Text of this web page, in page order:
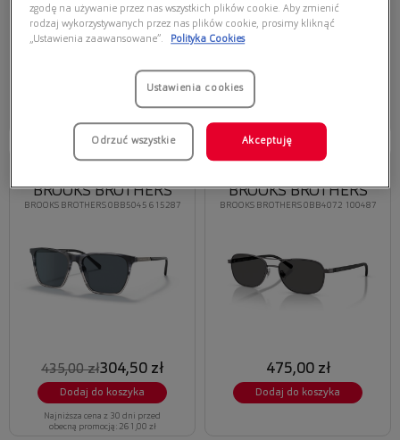
304,50 zł
obecną promocją: 261,00 zł
525,00 zł
obecną promocją: 315,00 zł
BROOKS BROTHERS 0BB5045 615287
BROOKS BROTHERS
435,00 zł304,50 zł
Dodaj do koszyka
Najniższa cena z 30 dni przed
obecną promocją: 261,00 zł
Przymierz
BROOKS BROTHERS 0BB4072 100487
BROOKS BROTHERS
475,00 zł
Dodaj do koszyka
zgodę na używanie przez nas wszystkich plików cookie. Aby zmienić
rodzaj wykorzystywanych przez nas plików cookie, prosimy kliknąć
„Ustawienia zaawansowane”.
Polityka Cookies
Ustawienia cookies
Odrzuć wszystkie Akceptuję